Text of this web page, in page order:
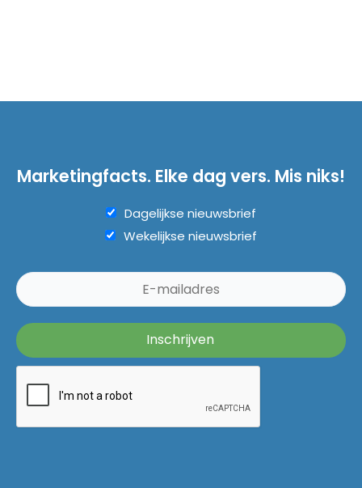
Marketingfacts. Elke dag vers. Mis niks!
Dagelijkse nieuwsbrief
Wekelijkse nieuwsbrief